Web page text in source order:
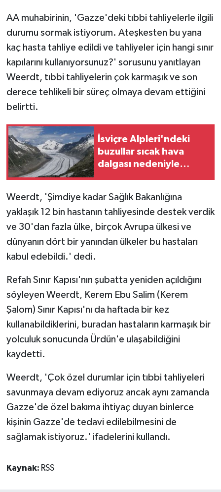
AA muhabirinin, 'Gazze'deki tıbbi tahliyelerle ilgili
durumu sormak istiyorum. Ateşkesten bu yana
kaç hasta tahliye edildi ve tahliyeler için hangi sınır
kapılarını kullanıyorsunuz?' sorusunu yanıtlayan
Weerdt, tıbbi tahliyelerin çok karmaşık ve son
derece tehlikeli bir süreç olmaya devam ettiğini
belirtti.
İsviçre Alpleri'ndeki
buzullar sıcak hava
dalgası nedeniyle
Weerdt, 'Şimdiye kadar Sağlık Bakanlığına
yaklaşık 12 bin hastanın tahliyesinde destek verdik
ve 30'dan fazla ülke, birçok Avrupa ülkesi ve
dünyanın dört bir yanından ülkeler bu hastaları
kabul edebildi.' dedi.
Refah Sınır Kapısı'nın şubatta yeniden açıldığını
söyleyen Weerdt, Kerem Ebu Salim (Kerem
Şalom) Sınır Kapısı'nı da haftada bir kez
kullanabildiklerini, buradan hastaların karmaşık bir
yolculuk sonucunda Ürdün'e ulaşabildiğini
kaydetti.
Weerdt, 'Çok özel durumlar için tıbbi tahliyeleri
savunmaya devam ediyoruz ancak aynı zamanda
Gazze'de özel bakıma ihtiyaç duyan binlerce
kişinin Gazze'de tedavi edilebilmesini de
sağlamak istiyoruz.' ifadelerini kullandı.
Kaynak: RSS